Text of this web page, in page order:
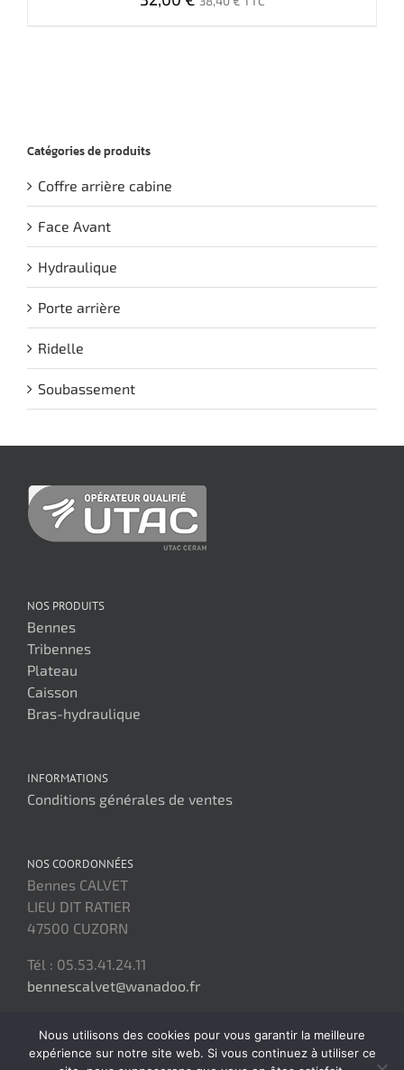
Catégories de produits
Coffre arrière cabine
Face Avant
Hydraulique
Porte arrière
Ridelle
Soubassement
NOS PRODUITS
Bennes
Tribennes
Plateau
Caisson
Bras-hydraulique
INFORMATIONS
Conditions générales de ventes
NOS COORDONNÉES
Bennes CALVET
LIEU DIT RATIER
47500 CUZORN
Tél : 05.53.41.24.11
bennescalvet@wanadoo.fr
Nous utilisons des cookies pour vous garantir la meilleure
expérience sur notre site web. Si vous continuez à utiliser ce